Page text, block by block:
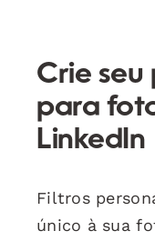
Crie
para
LinkedIn
Filtros
único à sua